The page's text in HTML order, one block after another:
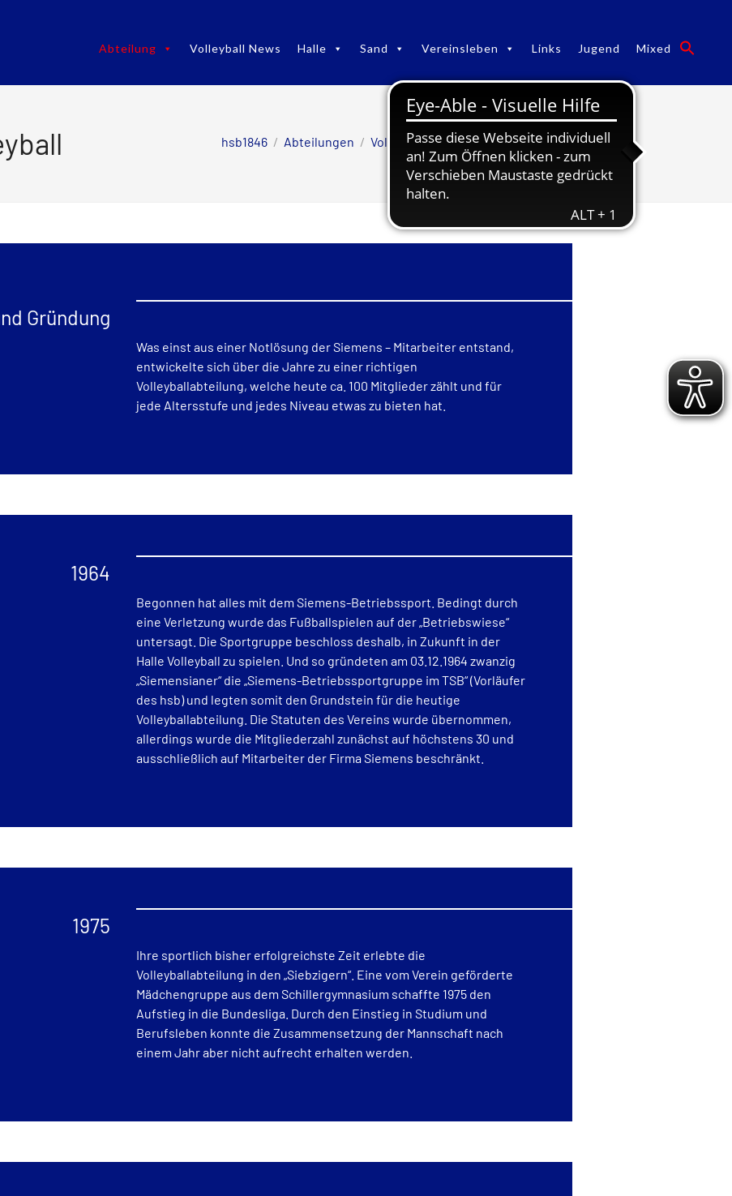
Abteilung Volleyball News Halle Sand Vereinsleben Links Jugend Mixed
hsb1846 / Abteilungen / Volleyball / Geschichte Volleyball
Gründung
Was einst aus einer Notlösung der Siemens – Mitarbeiter entstand,
entwickelte sich über die Jahre zu einer richtigen
Volleyballabteilung, welche heute ca. 100 Mitglieder zählt und für
jede Altersstufe und jedes Niveau etwas zu bieten hat.
1964
Begonnen hat alles mit dem Siemens-Betriebssport. Bedingt durch
eine Verletzung wurde das Fußballspielen auf der „Betriebswiese“
untersagt. Die Sportgruppe beschloss deshalb, in Zukunft in der
Halle Volleyball zu spielen. Und so gründeten am 03.12.1964 zwanzig
„Siemensianer“ die „Siemens-Betriebssportgruppe im TSB“ (Vorläufer
des hsb) und legten somit den Grundstein für die heutige
Volleyballabteilung. Die Statuten des Vereins wurde übernommen,
allerdings wurde die Mitgliederzahl zunächst auf höchstens 30 und
ausschließlich auf Mitarbeiter der Firma Siemens beschränkt.
1975
Ihre sportlich bisher erfolgreichste Zeit erlebte die
Volleyballabteilung in den „Siebzigern“. Eine vom Verein geförderte
Mädchengruppe aus dem Schillergymnasium schaffte 1975 den
Aufstieg in die Bundesliga. Durch den Einstieg in Studium und
Berufsleben konnte die Zusammensetzung der Mannschaft nach
einem Jahr aber nicht aufrecht erhalten werden.